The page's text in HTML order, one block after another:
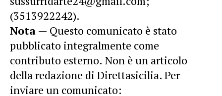
(3513922242).
Nota — Questo comunicato è stato
pubblicato integralmente come
contributo esterno. Non è un articolo
della redazione di Direttasicilia. Per
inviare un comunicato: